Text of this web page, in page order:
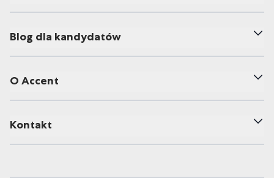
Blog dla kandydatów
O Accent
Kontakt